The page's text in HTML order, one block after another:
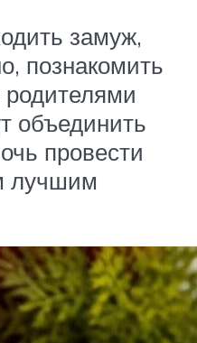
замуж,
познакомить
родителями
объединить
провести
лучшим